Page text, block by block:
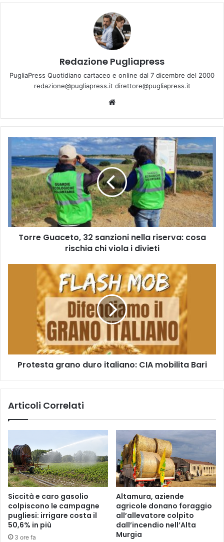
Redazione Pugliapress
PugliaPress Quotidiano cartaceo e online dal 7 dicembre del 2000
redazione@pugliapress.it direttore@pugliapress.it
Torre
32
sanzioni
nella
riserva:
cosa
rischia
chi
violaTorre Guaceto, 32 sanzioni nella riserva: cosa
rischia chi viola i divieti
Protesta grano duro italiano: CIA mobilita Bari
Articoli Correlati
Siccità e caro gasolio
colpiscono le campagne
pugliesi: irrigare costa il
50,6% in più
3 ore fa
Altamura, aziende
agricole donano foraggio
all’allevatore colpito
dall’incendio nell’Alta
Murgia